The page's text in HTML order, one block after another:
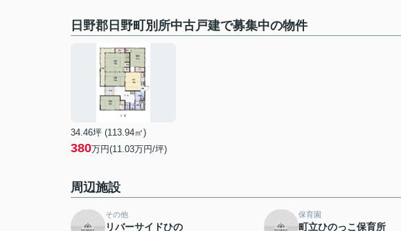
日野郡日野町別所中古戸建で募集中の物件
34.46坪 (113.94㎡)
380万円(11.03万円/坪)
周辺施設
その他
リバーサイドひの
保育園
町立ひのっこ保育所